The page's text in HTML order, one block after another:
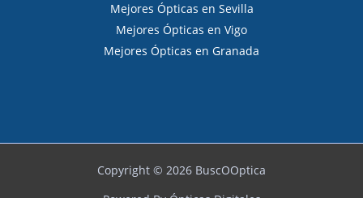
Mejores Ópticas en Sevilla
Mejores Ópticas en Vigo
Mejores Ópticas en Granada
Copyright © 2026 BuscOOptica